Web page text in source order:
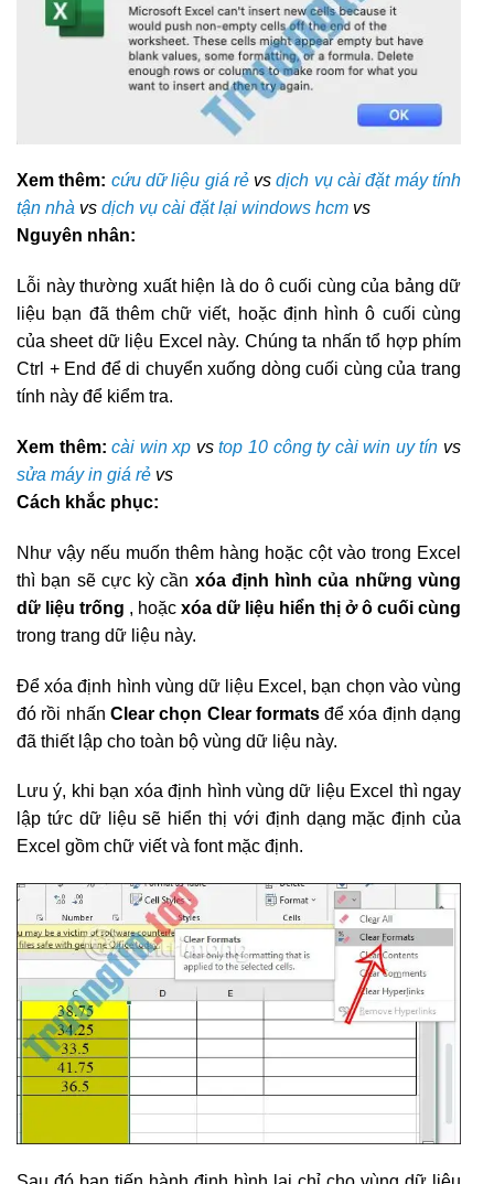
Xem thêm: cứu dữ liệu giá rẻvsdịch vụ cài đặt máy tính
tận nhà vs dịch vụ cài đặt lại windows hcm vs
Nguyên nhân:
Lỗi này thường xuất hiện là do ô cuối cùng của bảng dữ
liệu bạn đã thêm chữ viết, hoặc định hình ô cuối cùng
của sheet dữ liệu Excel này. Chúng ta nhấn tổ hợp phím
Ctrl + End để di chuyển xuống dòng cuối cùng của trang
tính này để kiểm tra.
Xem thêm: cài win xp vstop 10 công ty cài win uy tín vs
sửa máy in giá rẻ vs
Cách khắc phục:
Như vậy nếu muốn thêm hàng hoặc cột vào trong Excel
thì bạn sẽ cực kỳ cần xóa định hình của những vùng
dữ liệu trống , hoặc xóa dữ liệu hiển thị ở ô cuối cùng
trong trang dữ liệu này.
Để xóa định hình vùng dữ liệu Excel, bạn chọn vào vùng
đó rồi nhấn Clear chọn Clear formatsđể xóa định dạng
đã thiết lập cho toàn bộ vùng dữ liệu này.
Lưu ý, khi bạn xóa định hình vùng dữ liệu Excel thì ngay
lập tức dữ liệu sẽ hiển thị với định dạng mặc định của
Excel gồm chữ viết và font mặc định.